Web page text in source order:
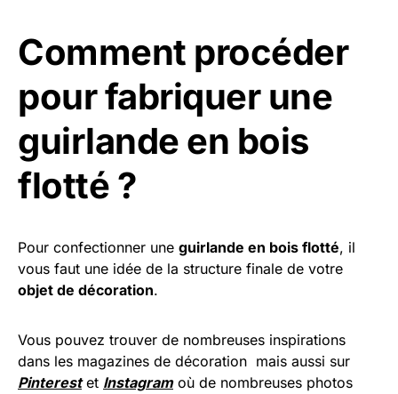
Comment procéder
pour fabriquer une
guirlande en bois
flotté ?
Pour confectionner une guirlande en bois flotté, il
vous faut une idée de la structure finale de votre
objet de décoration.
Vous pouvez trouver de nombreuses inspirations
dans les magazines de décoration mais aussi sur
Pinterestet Instagramoù de nombreuses photos